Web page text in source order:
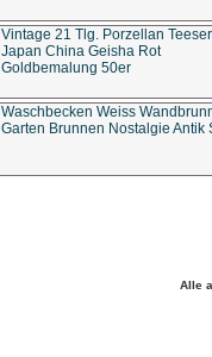
Vintage 21 Tlg. Porzellan
Japan China Geisha Rot
Goldbemalung 50er
Waschbecken Weiss
Garten Brunnen Nostalgie Antik
Alle